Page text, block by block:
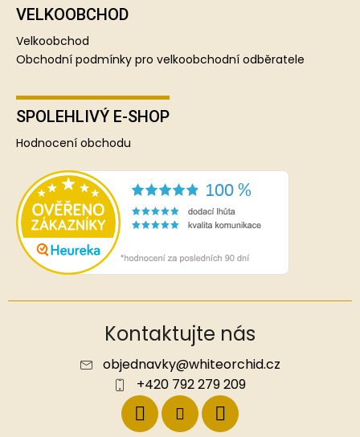
VELKOOBCHOD
Velkoobchod
Obchodní podmínky pro velkoobchodní odběratele
SPOLEHLIVÝ E-SHOP
Hodnocení obchodu
Kontaktujte nás
objednavky@whiteorchid.cz
+420 792 279 209